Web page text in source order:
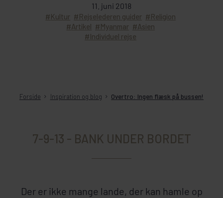
11. juni 2018
Kultur Rejselederen guider
Religion
Artikel
Myanmar
Asien
Individuel rejse
Forside Inspiration og blog Overtro: Ingen flæsk på bussen!
7-9-13 - BANK UNDER BORDET
Der er ikke mange lande, der kan hamle op